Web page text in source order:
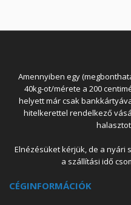
Amennyiben egy
40kg-ot/mérete a 200
helyett már csak
hitelkerettel rendelkező
Elnézésüket kérjük, de a nyári
a szállítási idő
CÉGINFORMÁCIÓK